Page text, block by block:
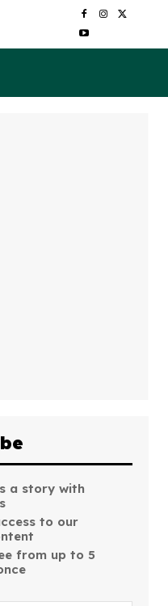
a story with
to our
from up to 5